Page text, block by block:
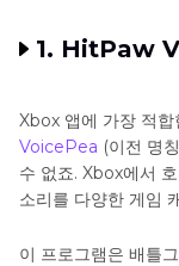
1. HitPaw
Xbox 앱에 가장 적합
VoicePea (이전 명
수 없죠. Xbox에서
소리를 다양한 게임
이 프로그램은 배틀